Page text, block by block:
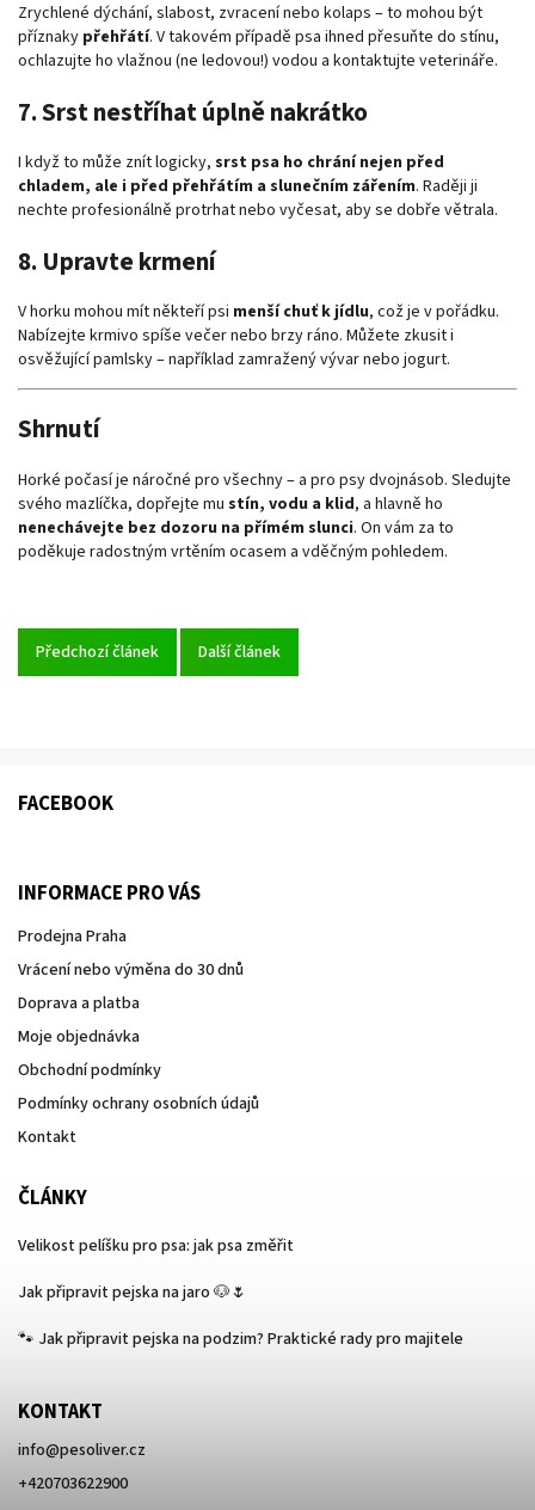
Zrychlené dýchání, slabost, zvracení nebo kolaps – to mohou být
příznaky přehřátí. V takovém případě psa ihned přesuňte do stínu,
ochlazujte ho vlažnou (ne ledovou!) vodou a kontaktujte veterináře.
7.Srst nestříhat úplně nakrátko
I když to může znít logicky, srst psa ho chrání nejen před
chladem, ale i před přehřátím a slunečním zářením. Raději ji
nechte profesionálně protrhat nebo vyčesat, aby se dobře větrala.
8. Upravte krmení
V horku mohou mít někteří psi menší chuť k jídlu, což je v pořádku.
Nabízejte krmivo spíše večer nebo brzy ráno. Můžete zkusit i
osvěžující pamlsky – například zamražený vývar nebo jogurt.
Shrnutí
Horké počasí je náročné pro všechny – a pro psy dvojnásob. Sledujte
svého mazlíčka, dopřejte mu stín, vodu a klid, a hlavně ho
nenechávejte bez dozoru na přímém slunci. On vám za to
poděkuje radostným vrtěním ocasem a vděčným pohledem.
Předchozí článek Další článek
FACEBOOK
INFORMACE PRO VÁS
Prodejna Praha
Vrácení nebo výměna do 30 dnů
Doprava a platba
Moje objednávka
Obchodní podmínky
Podmínky ochrany osobních údajů
Kontakt
ČLÁNKY
Velikost pelíšku pro psa: jak psa změřit
Jak připravit pejska na jaro 🐶🌷
🐾 Jak připravit pejska na podzim? Praktické rady pro majitele
KONTAKT
info@pesoliver.cz
+420703622900